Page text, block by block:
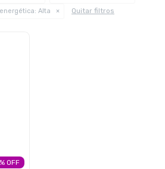
Alta Quitar filtros